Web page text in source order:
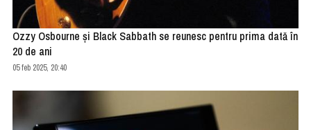
Ozzy Osbourne și Black Sabbath se reunesc pentru prima dată în
20 de ani
05 feb 2025, 20:40